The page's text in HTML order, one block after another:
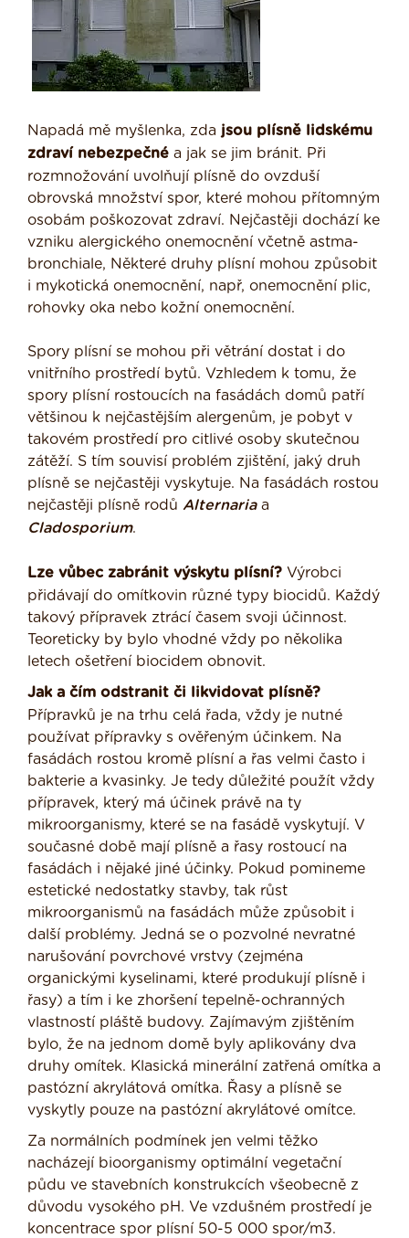
Napadá mě myšlenka, zda jsou plísně lidskému
zdraví nebezpečné a jak se jim bránit. Při
rozmnožování uvolňují plísně do ovzduší
obrovská množství spor, které mohou přítomným
osobám poškozovat zdraví. Nejčastěji dochází ke
vzniku alergického onemocnění včetně astma-
bronchiale, Některé druhy plísní mohou způsobit
i mykotická onemocnění, např, onemocnění plic,
rohovky oka nebo kožní onemocnění.
Spory plísní se mohou při větrání dostat i do
vnitřního prostředí bytů. Vzhledem k tomu, že
spory plísní rostoucích na fasádách domů patří
většinou k nejčastějším alergenům, je pobyt v
takovém prostředí pro citlivé osoby skutečnou
zátěží. S tím souvisí problém zjištění, jaký druh
plísně se nejčastěji vyskytuje. Na fasádách rostou
nejčastěji plísně rodů Alternariaa
Cladosporium.
Lze vůbec zabránit výskytu plísní? Výrobci
přidávají do omítkovin různé typy biocidů. Každý
takový přípravek ztrácí časem svoji účinnost.
Teoreticky by bylo vhodné vždy po několika
letech ošetření biocidem obnovit.
Jak a čím odstranit či likvidovat plísně?
Přípravků je na trhu celá řada, vždy je nutné
používat přípravky s ověřeným účinkem. Na
fasádách rostou kromě plísní a řas velmi často i
bakterie a kvasinky. Je tedy důležité použít vždy
přípravek, který má účinek právě na ty
mikroorganismy, které se na fasádě vyskytují. V
současné době mají plísně a řasy rostoucí na
fasádách i nějaké jiné účinky. Pokud pomineme
estetické nedostatky stavby, tak růst
mikroorganismů na fasádách může způsobit i
další problémy. Jedná se o pozvolné nevratné
narušování povrchové vrstvy (zejména
organickými kyselinami, které produkují plísně i
řasy) a tím i ke zhoršení tepelně-ochranných
vlastností pláště budovy. Zajímavým zjištěním
bylo, že na jednom domě byly aplikovány dva
druhy omítek. Klasická minerální zatřená omítka a
pastózní akrylátová omítka. Řasy a plísně se
vyskytly pouze na pastózní akrylátové omítce.
Za normálních podmínek jen velmi těžko
nacházejí bioorganismy optimální vegetační
půdu ve stavebních konstrukcích všeobecně z
důvodu vysokého pH. Ve vzdušném prostředí je
koncentrace spor plísní 50-5 000 spor/m3.